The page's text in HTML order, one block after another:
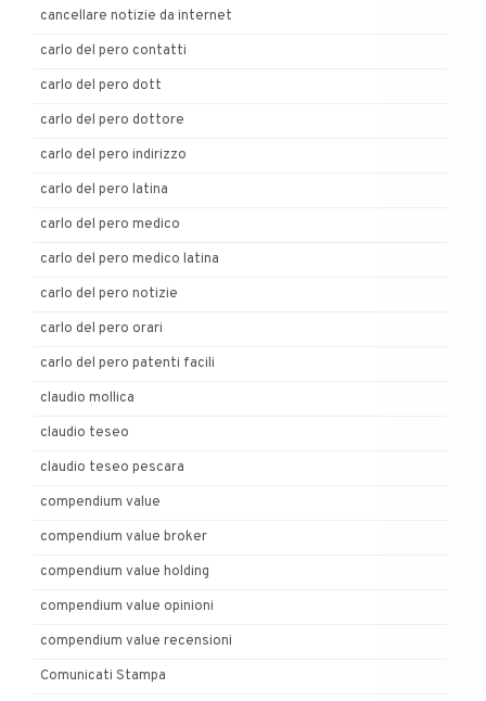
cancellare notizie da internet
carlo del pero contatti
carlo del pero dott
carlo del pero dottore
carlo del pero indirizzo
carlo del pero latina
carlo del pero medico
carlo del pero medico latina
carlo del pero notizie
carlo del pero orari
carlo del pero patenti facili
claudio mollica
claudio teseo
claudio teseo pescara
compendium value
compendium value broker
compendium value holding
compendium value opinioni
compendium value recensioni
Comunicati Stampa